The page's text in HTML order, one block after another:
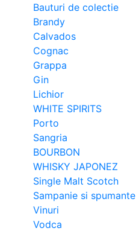
Bauturi de colectie
Brandy
Calvados
Cognac
Grappa
Gin
Lichior
WHITE SPIRITS
Porto
Sangria
BOURBON
WHISKY JAPONEZ
Single Malt Scotch
Sampanie si spumante
Vinuri
Vodca